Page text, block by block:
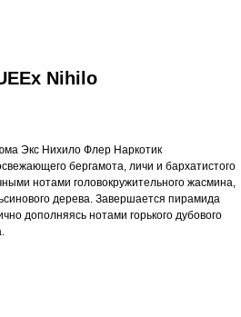
Nihilo
Экс Нихило Флер Наркотик
бергамота, личи и бархатистого
нотами головокружительного жасмина,
дерева. Завершается пирамида
дополняясь нотами горького дубового